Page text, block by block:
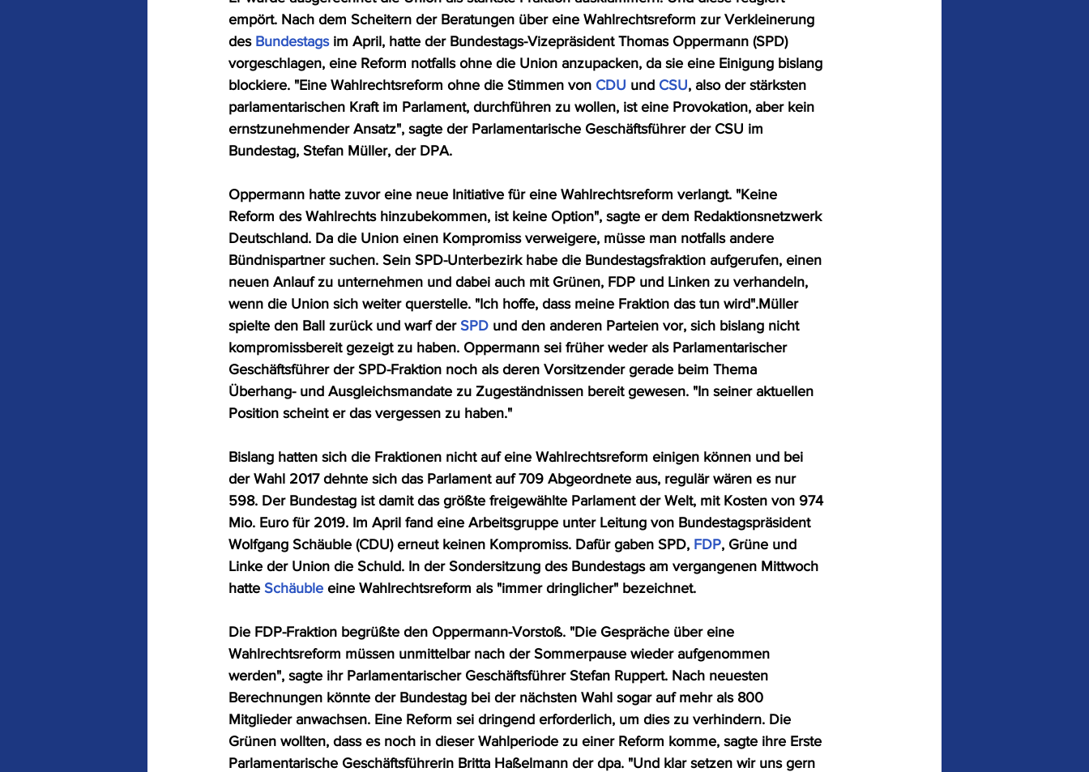
Staat und Parteien Politik Ihre Meinung Extra Worte
Aber nicht so ! Tele-Biss - Programm-Kritik Medien
empört. Nach dem Scheitern der Beratungen über eine Wahlrechtsreform zur Verkleinerung
des Bundestags im April, hatte der Bundestags-Vizepräsident Thomas Oppermann (SPD)
vorgeschlagen, eine Reform notfalls ohne die Union anzupacken, da sie eine Einigung bislang
blockiere. "Eine Wahlrechtsreform ohne die Stimmen von CDU und CSU, also der stärksten
parlamentarischen Kraft im Parlament, durchführen zu wollen, ist eine Provokation, aber kein
ernstzunehmender Ansatz", sagte der Parlamentarische Geschäftsführer der CSU im
Bundestag, Stefan Müller, der DPA.
Oppermann hatte zuvor eine neue Initiative für eine Wahlrechtsreform verlangt. "Keine
Reform des Wahlrechts hinzubekommen, ist keine Option", sagte er dem Redaktionsnetzwerk
Deutschland. Da die Union einen Kompromiss verweigere, müsse man notfalls andere
Bündnispartner suchen. Sein SPD-Unterbezirk habe die Bundestagsfraktion aufgerufen, einen
neuen Anlauf zu unternehmen und dabei auch mit Grünen, FDP und Linken zu verhandeln,
wenn die Union sich weiter querstelle. "Ich hoffe, dass meine Fraktion das tun wird".Müller
spielte den Ball zurück und warf der SPD und den anderen Parteien vor, sich bislang nicht
kompromissbereit gezeigt zu haben. Oppermann sei früher weder als Parlamentarischer
Geschäftsführer der SPD-Fraktion noch als deren Vorsitzender gerade beim Thema
Überhang- und Ausgleichsmandate zu Zugeständnissen bereit gewesen. "In seiner aktuellen
Position scheint er das vergessen zu haben."
Bislang hatten sich die Fraktionen nicht auf eine Wahlrechtsreform einigen können und bei
der Wahl 2017 dehnte sich das Parlament auf 709 Abgeordnete aus, regulär wären es nur
598. Der Bundestag ist damit das größte freigewählte Parlament der Welt, mit Kosten von 974
Mio. Euro für 2019. Im April fand eine Arbeitsgruppe unter Leitung von Bundestagspräsident
Wolfgang Schäuble (CDU) erneut keinen Kompromiss. Dafür gaben SPD, FDP, Grüne und
Linke der Union die Schuld. In der Sondersitzung des Bundestags am vergangenen Mittwoch
hatte Schäuble eine Wahlrechtsreform als "immer dringlicher" bezeichnet.
Die FDP-Fraktion begrüßte den Oppermann-Vorstoß. "Die Gespräche über eine
Wahlrechtsreform müssen unmittelbar nach der Sommerpause wieder aufgenommen
werden", sagte ihr Parlamentarischer Geschäftsführer Stefan Ruppert. Nach neuesten
Berechnungen könnte der Bundestag bei der nächsten Wahl sogar auf mehr als 800
Mitglieder anwachsen. Eine Reform sei dringend erforderlich, um dies zu verhindern. Die
Grünen wollten, dass es noch in dieser Wahlperiode zu einer Reform komme, sagte ihre Erste
Parlamentarische Geschäftsführerin Britta Haßelmann der dpa. "Und klar setzen wir uns gern